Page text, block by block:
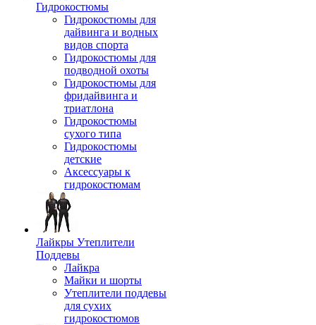
Гидрокостюмы
Гидрокостюмы для
дайвинга и водных
видов спорта
Гидрокостюмы для
подводной охоты
Гидрокостюмы для
фридайвинга и
триатлона
Гидрокостюмы
сухого типа
Гидрокостюмы
детские
Аксессуары к
гидрокостюмам
Лайкры Утеплители
Поддевы
Лайкра
Майки и шорты
Утеплители поддевы
для сухих
гидрокостюмов